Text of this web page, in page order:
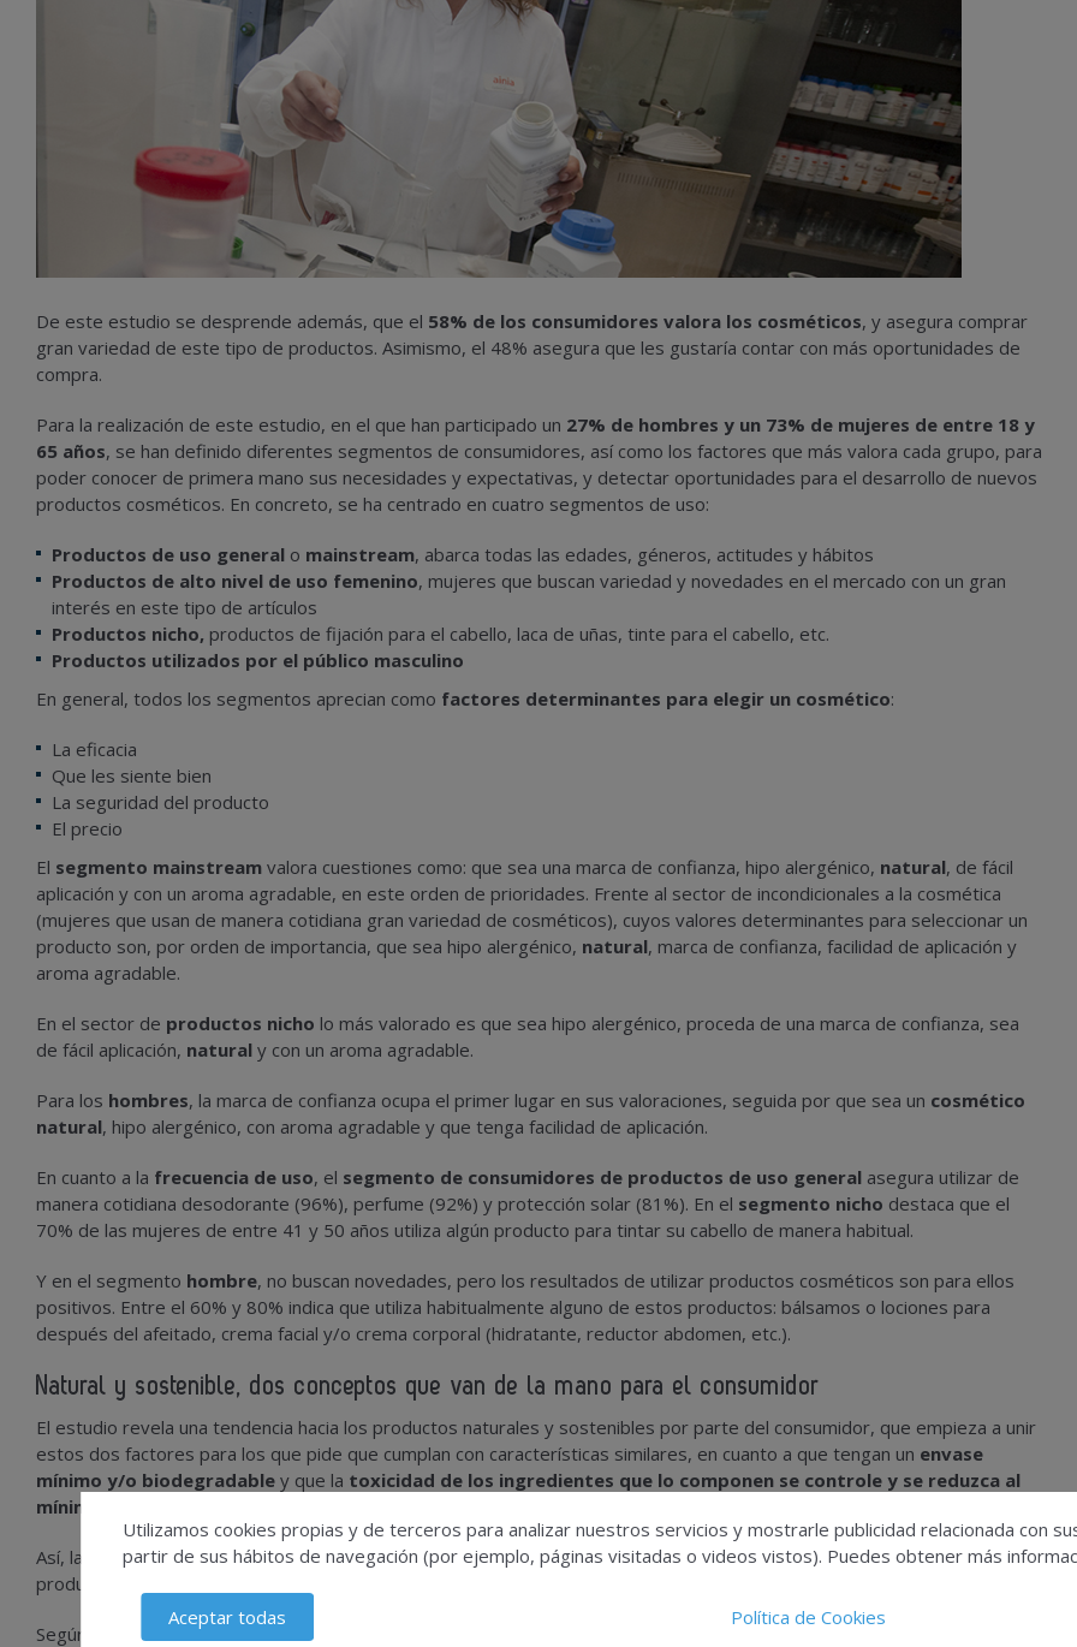
De este estudio se desprende además, que el 58% de los consumidores valora los cosméticos, y asegura comprar
gran variedad de este tipo de productos. Asimismo, el 48% asegura que les gustaría contar con más oportunidades de
compra.
Para la realización de este estudio, en el que han participado un 27% de hombres y un 73% de mujeres de entre 18 y
65 años, se han definido diferentes segmentos de consumidores, así como los factores que más valora cada grupo, para
poder conocer de primera mano sus necesidades y expectativas, y detectar oportunidades para el desarrollo de nuevos
productos cosméticos. En concreto, se ha centrado en cuatro segmentos de uso:
Productos de uso general o mainstream, abarca todas las edades, géneros, actitudes y hábitos
Productos de alto nivel de uso femenino, mujeres que buscan variedad y novedades en el mercado con un gran
interés en este tipo de artículos
Productos nicho, productos de fijación para el cabello, laca de uñas, tinte para el cabello, etc.
Productos utilizados por el público masculino
En general, todos los segmentos aprecian como factores determinantes para elegir un cosmético:
La eficacia
Que les siente bien
La seguridad del producto
El precio
El segmento mainstream valora cuestiones como: que sea una marca de confianza, hipo alergénico, natural, de fácil
aplicación y con un aroma agradable, en este orden de prioridades. Frente al sector de incondicionales a la cosmética
(mujeres que usan de manera cotidiana gran variedad de cosméticos), cuyos valores determinantes para seleccionar un
producto son, por orden de importancia, que sea hipo alergénico, natural, marca de confianza, facilidad de aplicación y
aroma agradable.
En el sector de productos nicho lo más valorado es que sea hipo alergénico, proceda de una marca de confianza, sea
de fácil aplicación, natural y con un aroma agradable.
Para los hombres, la marca de confianza ocupa el primer lugar en sus valoraciones, seguida por que sea un cosmético
natural, hipo alergénico, con aroma agradable y que tenga facilidad de aplicación.
En cuanto a la frecuencia de uso, el segmento de consumidores de productos de uso general asegura utilizar de
manera cotidiana desodorante (96%), perfume (92%) y protección solar (81%). En el segmento nicho destaca que el
70% de las mujeres de entre 41 y 50 años utiliza algún producto para tintar su cabello de manera habitual.
Y en el segmento hombre, no buscan novedades, pero los resultados de utilizar productos cosméticos son para ellos
positivos. Entre el 60% y 80% indica que utiliza habitualmente alguno de estos productos: bálsamos o lociones para
después del afeitado, crema facial y/o crema corporal (hidratante, reductor abdomen, etc.).
Natural y sostenible, dos conceptos que van de la mano para el consumidor
El estudio revela una tendencia hacia los productos naturales y sostenibles por parte del consumidor, que empieza a unir
estos dos factores para los que pide que cumplan con características similares, en cuanto a que tengan un envase
mínimo y/o biodegradable y que la toxicidad de los ingredientes que lo componen se controle y se reduzca al
mínimo
Así, la innovación en envases mínimos y biodegradables es el valor diferencial más claramente identificado en los
productos cosméticos que quieran diferenciarse tanto por naturalidad como por sostenibilidad.
Según los datos obtenidos, los consumidores asocian el
Utilizamos cookies propias y de terceros para analizar nuestros servicios y mostrarle publicidad relacionada con
partir de sus hábitos de navegación (por ejemplo, páginas visitadas o videos vistos). Puedes obtener más
Aceptar todas Política de Cookies